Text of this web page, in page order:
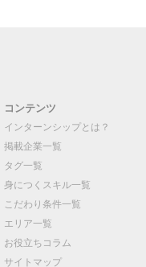
コンテンツ
インターンシップとは？
掲載企業一覧
タグ一覧
身につくスキル一覧
こだわり条件一覧
エリア一覧
お役立ちコラム
サイトマップ